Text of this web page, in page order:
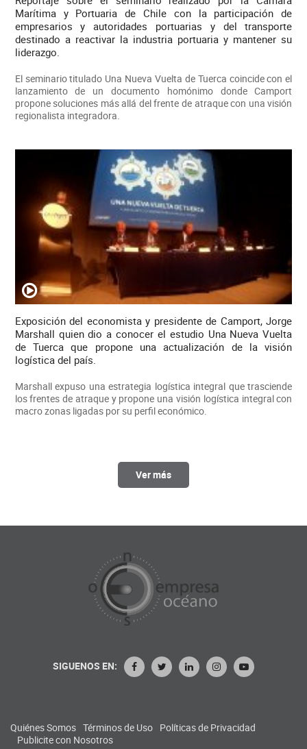
Marítima y Portuaria de Chile con la participación de
empresarios y autoridades portuarias y del transporte
destinado a reactivar la industria portuaria y mantener su
liderazgo.
El seminario titulado Una Nueva Vuelta de Tuerca coincide con el
lanzamiento de un documento homónimo donde Camport
propone soluciones más allá del frente de atraque con una visión
regionalista integradora.
Exposición del economista y presidente de Camport, Jorge
Marshall quien dio a conocer el estudio Una Nueva Vuelta
de Tuerca que propone una actualización de la visión
logística del país.
Marshall expuso una estrategia logística integral que trasciende
los frentes de atraque y propone una visión logística integral con
macro zonas ligadas por su perfil económico.
Ver más
SIGUENOS EN:
Quiénes Somos Términos de Uso Políticas de Privacidad
Publicite con Nosotros